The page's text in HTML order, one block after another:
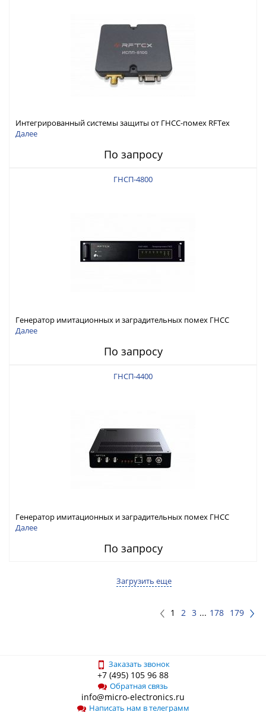
Интегрированный системы защиты от ГНСС-помех RFТех
ИСПП 8100
Далее
По запросу
ГНСП-4800
Генератор имитационных и заградительных помех ГНСС
RFТех ГНСП-4800
Далее
По запросу
ГНСП-4400
Генератор имитационных и заградительных помех ГНСС
RFТех ГНСП-4400
Далее
По запросу
Загрузить еще
1 2 3 ... 178 179
Заказать звонок
+7 (495) 105 96 88
Обратная связь
info@micro-electronics.ru
Написать нам в телеграмм